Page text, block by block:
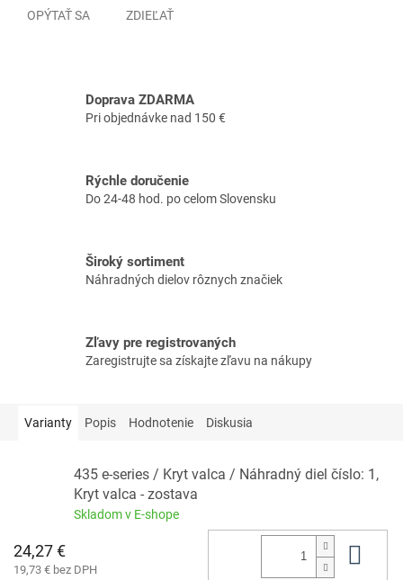
OPÝTAŤ SA ZDIEĽAŤ
Doprava ZDARMA
Pri objednávke nad 150 €
Rýchle doručenie
Do 24-48 hod. po celom Slovensku
Široký sortiment
Náhradných dielov rôznych značiek
Zľavy pre registrovaných
Zaregistrujte sa získajte zľavu na nákupy
Varianty Popis Hodnotenie Diskusia
435 e-series / Kryt valca / Náhradný diel číslo: 1,
Kryt valca - zostava
Skladom v E-shope
24,27 €
19,73 € bez DPH